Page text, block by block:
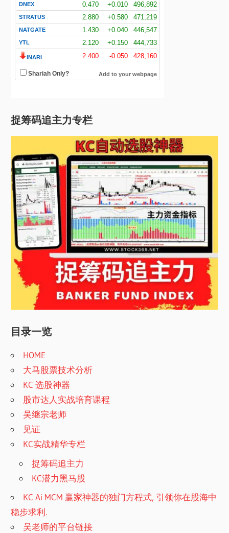
捉筹码追主力专栏
目录一览
HOME
大马股票技术分析
KC 选股神器
股市达人实战培育课程
吴继宗老师
见证
KC实战精华专栏
捉筹码追主力
KC潜力黑马股
KC Ai MCM 赢家神器的独门方程式, 引领你在股海中
稳步求利.
吴老师的平台链接